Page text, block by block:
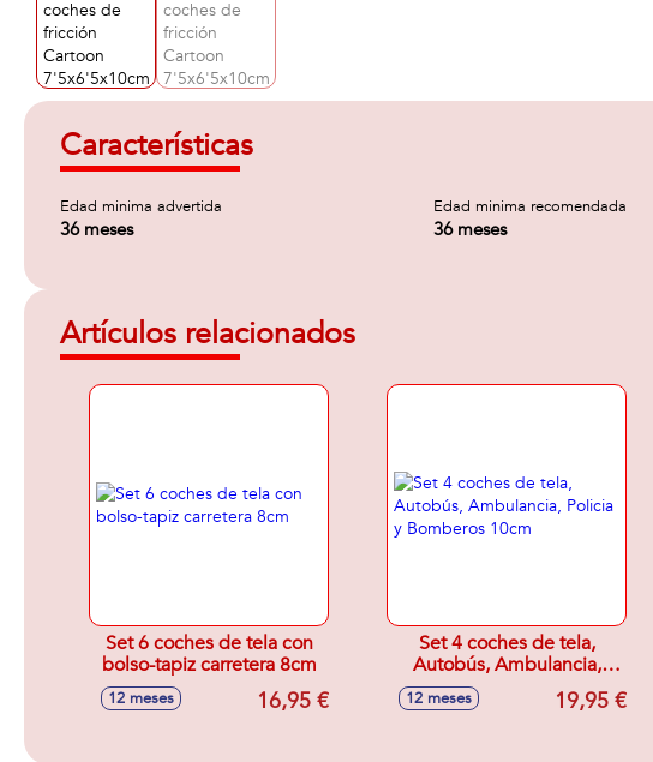
Características
Edad minima advertida
36 meses
Edad minima recomendada
36 meses
Artículos relacionados
Set 6 coches de tela con
bolso-tapiz carretera 8cm
12 meses 16,95 €
Set 4 coches de tela,
Autobús, Ambulancia,
Policia y Bomberos 10cm
12 meses 19,95 €